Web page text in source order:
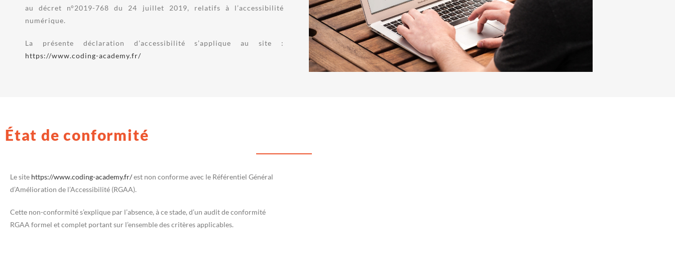
au décret n°2019-768 du 24 juillet 2019, relatifs à l’accessibilité
numérique.
La présente déclaration d’accessibilité s’applique au site :
https://www.coding-academy.fr/
État de conformité
Le site https://www.coding-academy.fr/est non conforme avec le Référentiel Général
d’Amélioration de l’Accessibilité (RGAA).
Cette non-conformité s’explique par l’absence, à ce stade, d’un audit de conformité
RGAA formel et complet portant sur l’ensemble des critères applicables.